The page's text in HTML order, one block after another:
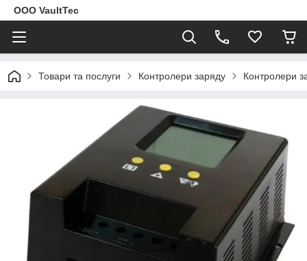
ООО VaultTec
Товари та послуги Контролери заряду Контролери